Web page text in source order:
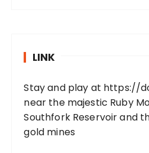
LINK
Stay and play at https://
near the majestic Ruby
Southfork Reservoir and
gold mines